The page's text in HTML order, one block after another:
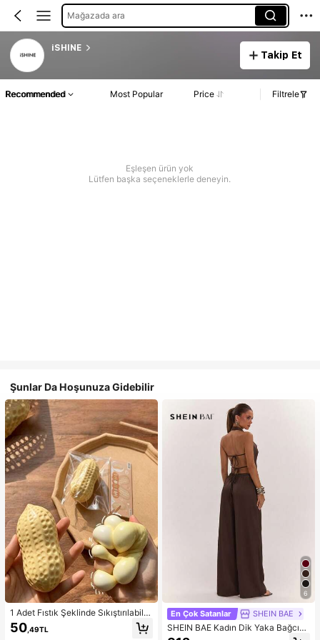
Mağazada ara
iSHINE
Takip Et
Recommended Most Popular Price Filtrele
Eşleşen ürün yok
Lütfen başka seçeneklerle deneyin.
Şunlar Da Hoşunuza Gidebilir
1 Adet Fıstık Şeklinde Sıkıştırılabilir
Stres Oyuncağı, Ofis Rahatlaması v
e Parti Etkileşimi İçin Uygun, Doğu
50 ,49TL
6
En Çok Satanlar SHEIN BAE
SHEIN BAE Kadın Dik Yaka Bağcıklı
Günlük Düz Renk Moda Takımı, Ra